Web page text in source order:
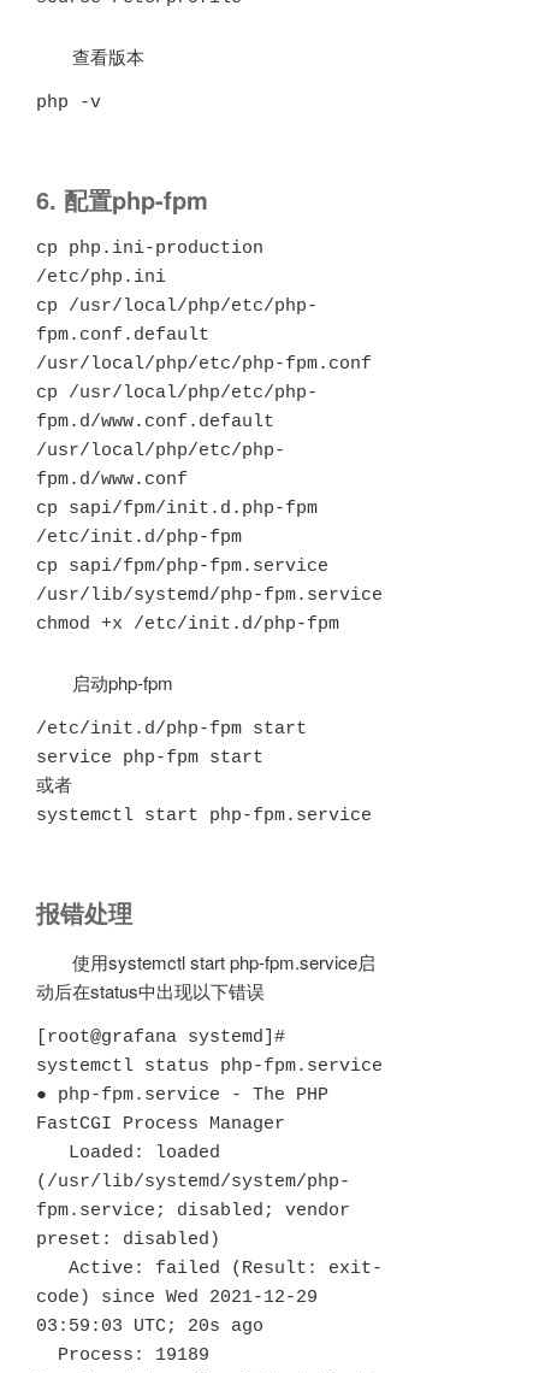
查看版本
php -v
6. 配置php-fpm
cp php.ini-production
/etc/php.ini
cp /usr/local/php/etc/php-
fpm.conf.default
/usr/local/php/etc/php-fpm.conf
cp /usr/local/php/etc/php-
fpm.d/www.conf.default
/usr/local/php/etc/php-
fpm.d/www.conf
cp sapi/fpm/init.d.php-fpm
/etc/init.d/php-fpm
cp sapi/fpm/php-fpm.service
/usr/lib/systemd/php-fpm.service
chmod +x /etc/init.d/php-fpm
启动php-fpm
/etc/init.d/php-fpm start
service php-fpm start
或者
systemctl start php-fpm.service
报错处理
使用systemctl start php-fpm.service启
动后在status中出现以下错误
[root@grafana systemd]#
systemctl status php-fpm.service
● php-fpm.service - The PHP
FastCGI Process Manager
(/usr/lib/systemd/system/php-
fpm.service; disabled; vendor
preset: disabled)
code) since Wed 2021-12-29
03:59:03 UTC; 20s ago